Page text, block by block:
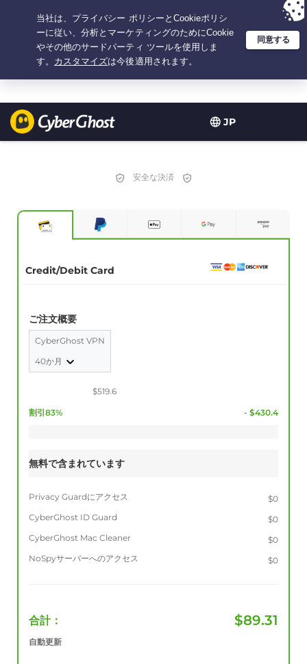
JP
選択プラン：3.3333333333333年間 $ 2.23/月の 大特価
安全な決済
Credit/Debit Card
ご注文概要
CyberGhost VPN
40か月
$519.6
割引83% - $430.4
無料で含まれています
Privacy Guardにアクセス
$0
CyberGhost ID Guard
$0
CyberGhost Mac Cleaner
$0
NoSpyサーバーへのアクセス
$0
合計： $89.31
自動更新